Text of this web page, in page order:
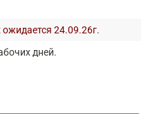
24.09.26г.
дней.